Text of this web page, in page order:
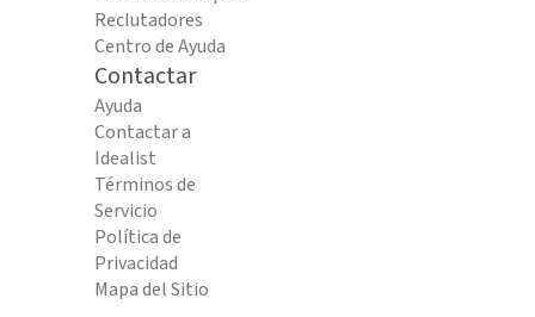
Reclutadores
Centro de Ayuda
Contactar
Ayuda
Contactar a
Idealist
Términos de
Servicio
Política de
Privacidad
Mapa del Sitio